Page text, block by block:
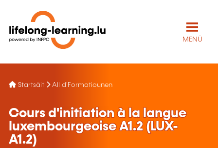
MENÜ
Startsäit All d'Formatiounen
Cours d'initiation à la langue
luxembourgeoise A1.2 (LUX-
A1.2)